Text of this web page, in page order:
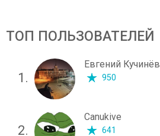
ТОП ПОЛЬЗОВАТЕЛЕЙ
1.
Евгений Кучинёв
950
2.
Canukive
641